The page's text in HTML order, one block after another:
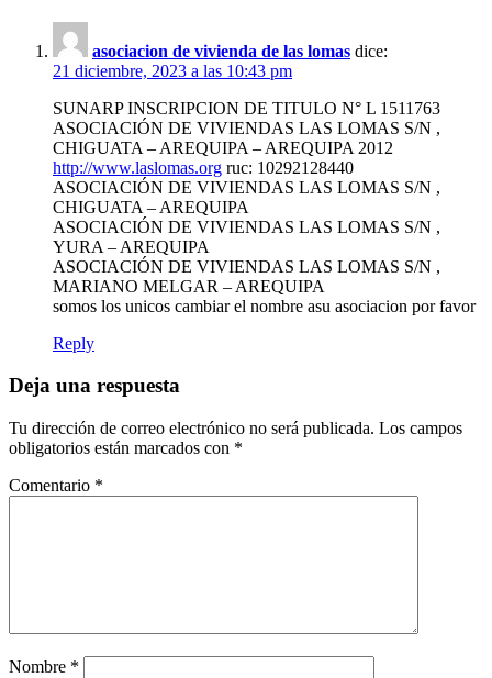
asociacion de vivienda de las lomas dice:
21 diciembre, 2023 a las 10:43 pm
SUNARP INSCRIPCION DE TITULO N° L 1511763
ASOCIACIÓN DE VIVIENDAS LAS LOMAS S/N ,
CHIGUATA – AREQUIPA – AREQUIPA 2012
http://www.laslomas.org ruc: 10292128440
ASOCIACIÓN DE VIVIENDAS LAS LOMAS S/N ,
CHIGUATA – AREQUIPA
ASOCIACIÓN DE VIVIENDAS LAS LOMAS S/N ,
YURA – AREQUIPA
ASOCIACIÓN DE VIVIENDAS LAS LOMAS S/N ,
MARIANO MELGAR – AREQUIPA
somos los unicos cambiar el nombre asu asociacion por favor
Reply
Deja una respuesta
Tu dirección de correo electrónico no será publicada. Los campos
obligatorios están marcados con *
Comentario *
Nombre *